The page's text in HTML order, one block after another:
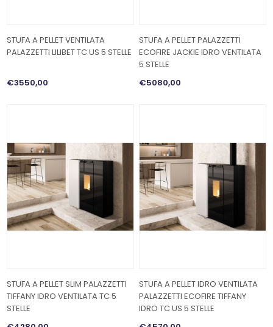
STUFA A PELLET VENTILATA
PALAZZETTI LILIBET TC US 5 STELLE
€3550,00
STUFA A PELLET PALAZZETTI
ECOFIRE JACKIE IDRO VENTILATA
5 STELLE
€5080,00
STUFA A PELLET SLIM PALAZZETTI
TIFFANY IDRO VENTILATA TC 5
STELLE
STUFA A PELLET IDRO VENTILATA
PALAZZETTI ECOFIRE TIFFANY
IDRO TC US 5 STELLE